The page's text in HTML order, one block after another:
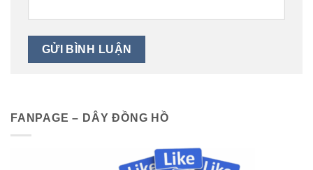
FANPAGE – DÂY ĐỒNG HỒ